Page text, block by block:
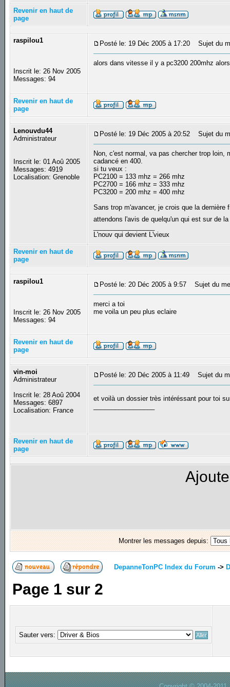
Revenir en haut de
page
raspilou1
Inscrit le: 26 Nov 2005
Messages: 94
Posté le: 19 Déc 2005 à 17:20 Sujet du
alors dans vitesse il y a pc3200 200mhz
Revenir en haut de
page
Lenouvdu44
Administrateur
Inscrit le: 01 Aoû 2005
Messages: 4919
Localisation: Grenoble
Posté le: 19 Déc 2005 à 20:52 Sujet du
Non, c'est normal, va pas chercher trop
cadancé en 400.
si tu veux :
PC2100 = 133 mhz = 266 mhz
PC2700 = 166 mhz = 333 mhz
PC3200 = 200 mhz = 400 mhz
Sans trop m'avancer, je crois que la
attendons l'avis de quelqu'un qui est sur de
L'nouv qui devient L'vieux
Revenir en haut de
page
raspilou1
Inscrit le: 26 Nov 2005
Messages: 94
Posté le: 20 Déc 2005 à 9:57 Sujet du
merci a toi
me voila un peu plus eclaire
Revenir en haut de
page
vin-moi
Administrateur
Inscrit le: 28 Aoû 2004
Messages: 6897
Localisation: France
Posté le: 20 Déc 2005 à 11:49 Sujet du
et voilà un dossier très intéréssant pour toi
Revenir en haut de
page
Montrer les messages depuis:
DepanneTonPC Index du Forum ->
Page 1 sur 2
Sauter vers: